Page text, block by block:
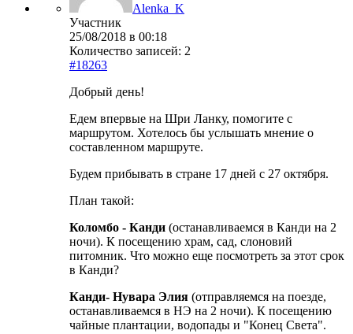
Alenka_K
Участник
25/08/2018 в 00:18
Количество записей: 2
#18263
Добрый день!
Едем впервые на Шри Ланку, помогите с
маршрутом. Хотелось бы услышать мнение о
составленном маршруте.
Будем прибывать в стране 17 дней с 27 октября.
План такой:
Коломбо - Канди (останавливаемся в Канди на 2
ночи). К посещению храм, сад, слоновий
питомник. Что можно еще посмотреть за этот срок
в Канди?
Канди- Нувара Элия (отправляемся на поезде,
останавливаемся в НЭ на 2 ночи). К посещению
чайные плантации, водопады и "Конец Света".